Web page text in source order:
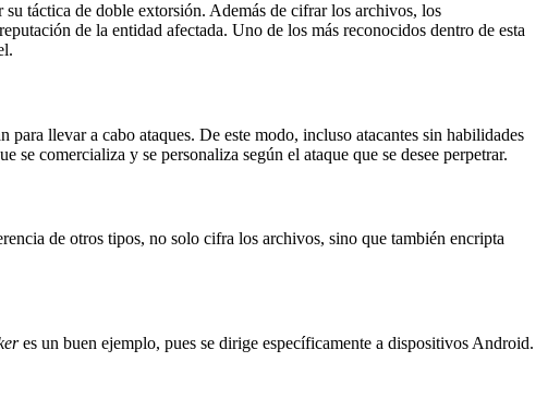
táctica de doble extorsión. Además de cifrar los archivos, los
de la entidad afectada. Uno de los más reconocidos dentro de esta
para llevar a cabo ataques. De este modo, incluso atacantes sin habilidades
comercializa y se personaliza según el ataque que se desee perpetrar.
de otros tipos, no solo cifra los archivos, sino que también encripta
es un buen ejemplo, pues se dirige específicamente a dispositivos Android.